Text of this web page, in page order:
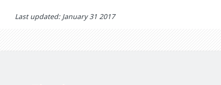
Last updated: January 31 2017